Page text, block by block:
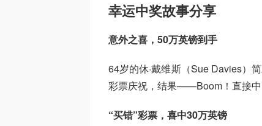
幸运中奖故事分享
意外之喜，50万英镑到手
64岁的休·戴维斯（Sue Davies）
彩票庆祝，结果——Boom！直接中
“买错”彩票，喜中30万英镑